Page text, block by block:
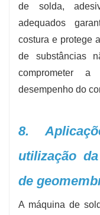
de solda,
adequados
costura e protege
de substâncias
comprometer
desempenho do
8.
utilização
de
A máquina de